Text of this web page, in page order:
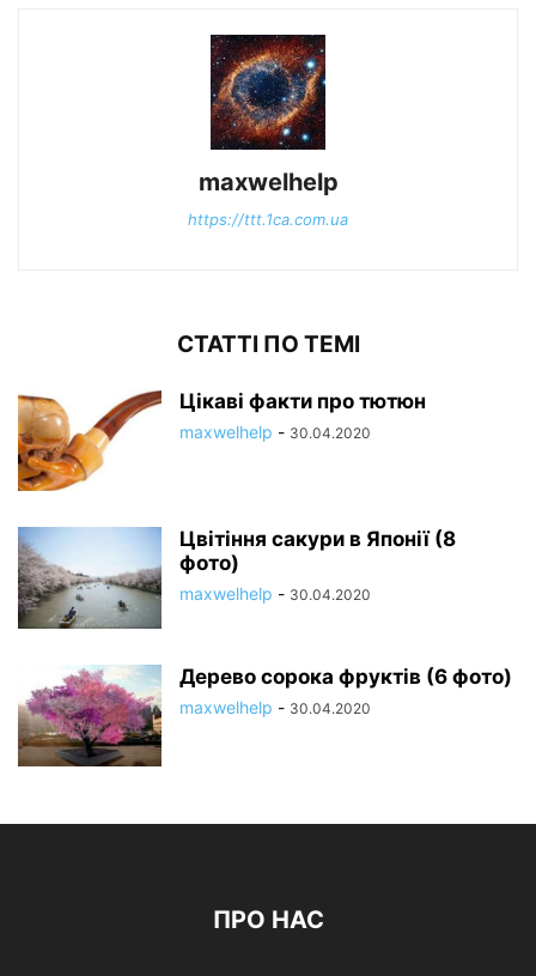
maxwelhelp
https://ttt.1ca.com.ua
СТАТТІ ПО ТЕМІ
Цікаві факти про тютюн
maxwelhelp - 30.04.2020
Цвітіння сакури в Японії (8
фото)
maxwelhelp - 30.04.2020
Дерево сорока фруктів (6 фото)
maxwelhelp - 30.04.2020
ПРО НАС